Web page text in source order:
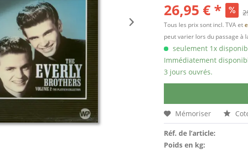
26,95 € *
Tous les prix sont incl. TVA et
peut varier lors du passage à
seulement 1x
Immédiatement
3 jours ouvrés.
Mémoriser
Réf. de l’article:
Poids en kg: